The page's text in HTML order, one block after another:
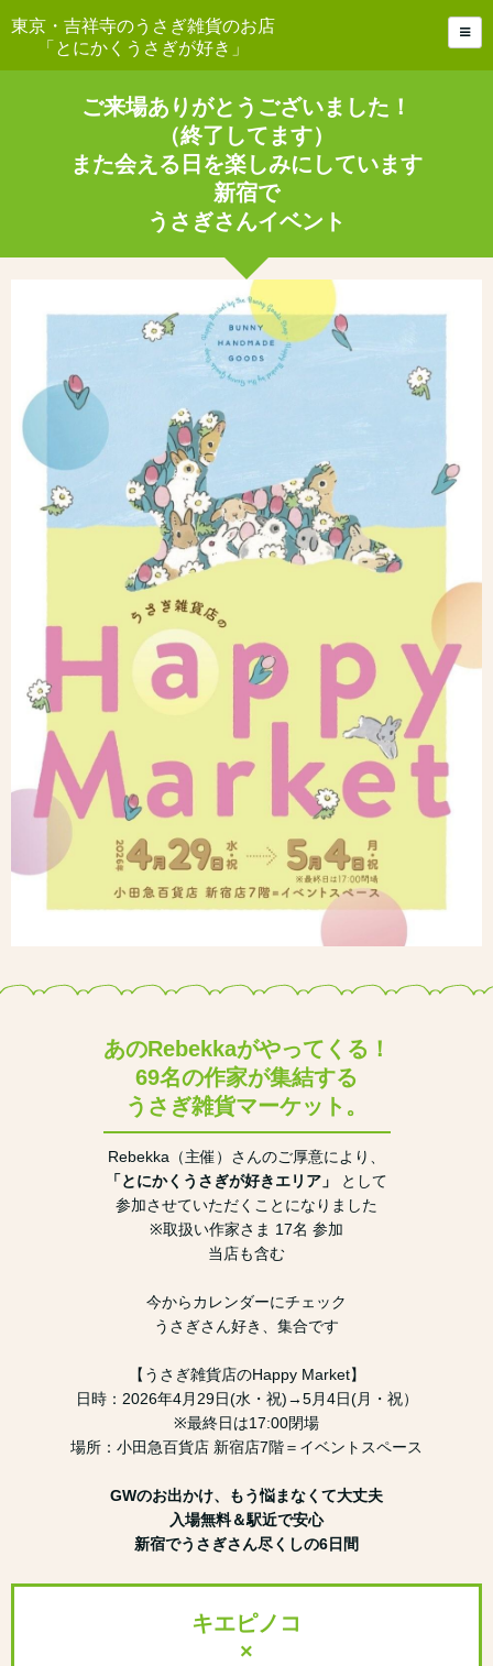
東京・吉祥寺のうさぎ雑貨のお店
「とにかくうさぎが好き」
ご来場ありがとうございました！
（終了してます）
また会える日を楽しみにしています
新宿で
うさぎさんイベント
あのRebekkaがやってくる！
69名の作家が集結する
うさぎ雑貨マーケット。
Rebekka（主催）さんのご厚意により、
「とにかくうさぎが好きエリア」
として
参加させていただくことになりました
※取扱い作家さま 17名 参加
当店も含む
今からカレンダーにチェック
うさぎさん好き、集合です
【うさぎ雑貨店のHappy Market】
日時：2026年4月29日(水・祝)→5月4日(月・祝）
※最終日は17:00閉場
場所：小田急百貨店 新宿店7階＝イベントスペース
GWのお出かけ、もう悩まなくて大丈夫
入場無料＆駅近で安心
新宿でうさぎさん尽くしの6日間
キエピノコ
×